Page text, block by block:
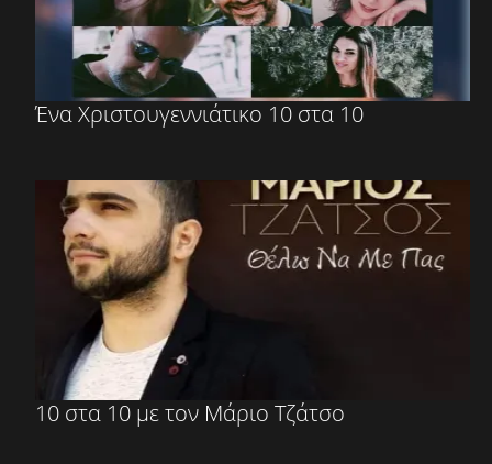
Ένα Χριστουγεννιάτικο 10 στα 10
10 στα 10 με τον Μάριο Τζάτσο